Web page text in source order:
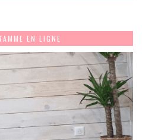
EN LIGNE